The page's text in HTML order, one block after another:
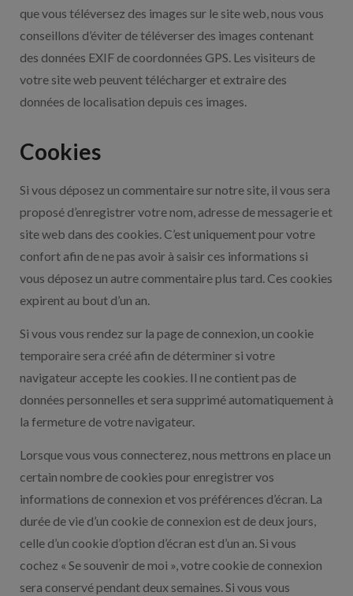
que vous téléversez des images sur le site web, nous vous
conseillons d’éviter de téléverser des images contenant
des données EXIF de coordonnées GPS. Les visiteurs de
votre site web peuvent télécharger et extraire des
données de localisation depuis ces images.
Cookies
Si vous déposez un commentaire sur notre site, il vous sera
proposé d’enregistrer votre nom, adresse de messagerie et
site web dans des cookies. C’est uniquement pour votre
confort afin de ne pas avoir à saisir ces informations si
vous déposez un autre commentaire plus tard. Ces cookies
expirent au bout d’un an.
Si vous vous rendez sur la page de connexion, un cookie
temporaire sera créé afin de déterminer si votre
navigateur accepte les cookies. Il ne contient pas de
données personnelles et sera supprimé automatiquement à
la fermeture de votre navigateur.
Lorsque vous vous connecterez, nous mettrons en place un
certain nombre de cookies pour enregistrer vos
informations de connexion et vos préférences d’écran. La
durée de vie d’un cookie de connexion est de deux jours,
celle d’un cookie d’option d’écran est d’un an. Si vous
cochez « Se souvenir de moi », votre cookie de connexion
sera conservé pendant deux semaines. Si vous vous